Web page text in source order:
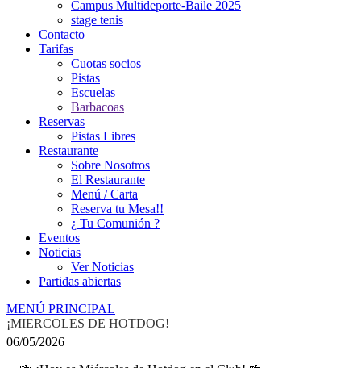
Campus Multideporte-Baile 2025
stage tenis
Contacto
Tarifas
Cuotas socios
Pistas
Escuelas
Barbacoas
Reservas
Pistas Libres
Restaurante
Sobre Nosotros
El Restaurante
Menú / Carta
Reserva tu Mesa!!
¿ Tu Comunión ?
Eventos
Noticias
Ver Noticias
Partidas abiertas
MENÚ PRINCIPAL
¡MIERCOLES DE HOTDOG!
06/05/2026